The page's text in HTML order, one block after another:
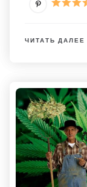
ЧИТАТЬ ДАЛЕЕ